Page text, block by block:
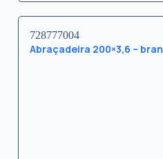
728777004
Abraçadeira 200×3,6 –